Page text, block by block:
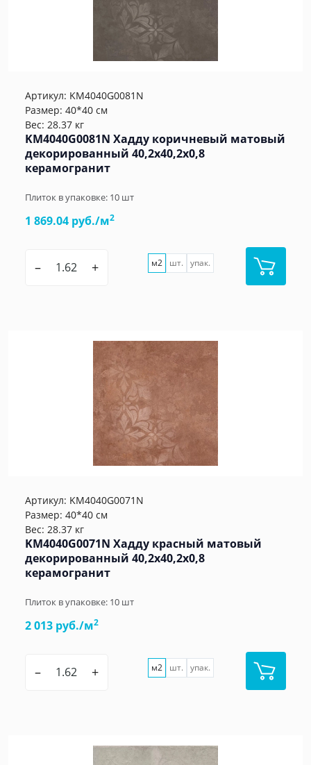
Артикул: KM4040G0081N
Размер: 40*40 см
Вес: 28.37 кг
KM4040G0081N Хадду коричневый матовый
декорированный 40,2x40,2x0,8
керамогранит
Плиток в упаковке: 10 шт
1 869.04 руб./м2
– + м2 шт. упак.
Артикул: KM4040G0071N
Размер: 40*40 см
Вес: 28.37 кг
KM4040G0071N Хадду красный матовый
декорированный 40,2x40,2x0,8
керамогранит
Плиток в упаковке: 10 шт
2 013 руб./м2
– + м2 шт. упак.